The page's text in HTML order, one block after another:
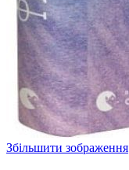
Збільшити зображення